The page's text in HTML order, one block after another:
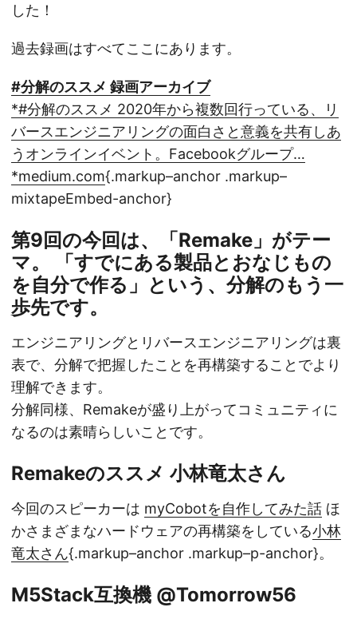
した！
過去録画はすべてここにあります。
#分解のススメ 録画アーカイブ
*#分解のススメ 2020年から複数回行っている、リ
バースエンジニアリングの面白さと意義を共有しあ
うオンラインイベント。Facebookグループ…
*medium.com{.markup–anchor .markup–
mixtapeEmbed-anchor}
第9回の今回は、「Remake」がテー
マ。 「すでにある製品とおなじもの
を自分で作る」という、分解のもう一
歩先です。
エンジニアリングとリバースエンジニアリングは裏
表で、分解で把握したことを再構築することでより
理解できます。
分解同様、Remakeが盛り上がってコミュニティに
なるのは素晴らしいことです。
Remakeのススメ 小林竜太さん
今回のスピーカーは myCobotを自作してみた話 ほ
かさまざまなハードウェアの再構築をしている小林
竜太さん{.markup–anchor .markup–p-anchor}。
M5Stack互換機 @Tomorrow56